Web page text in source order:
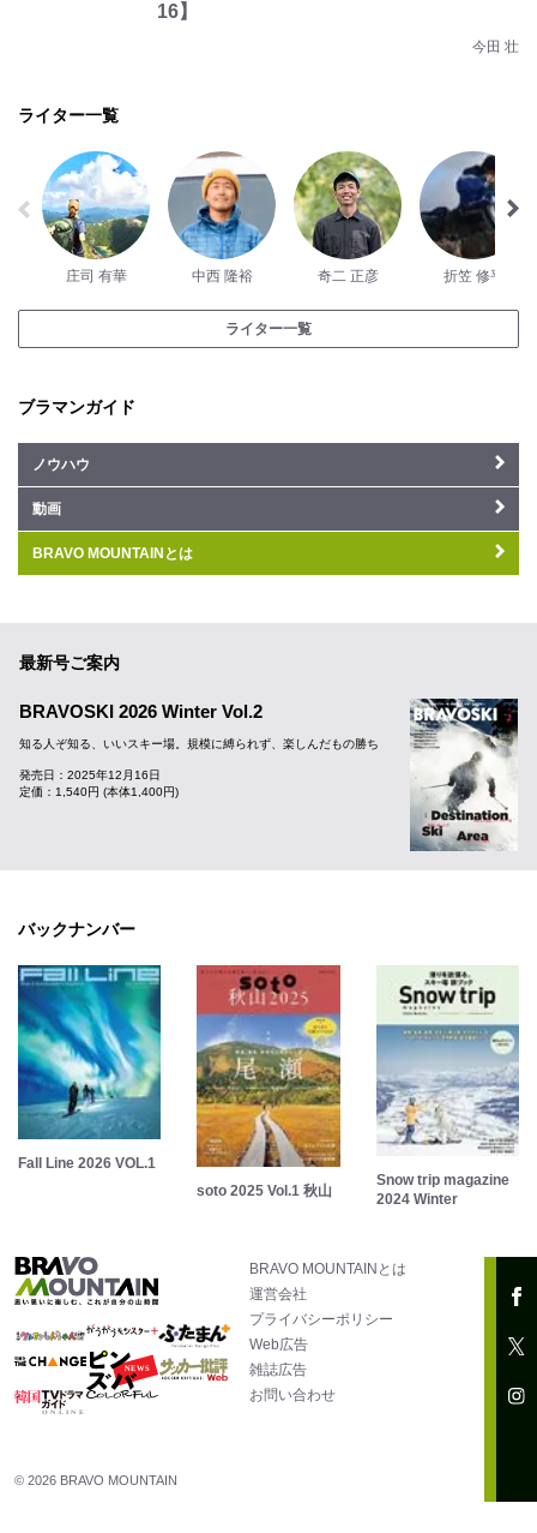
16】
今田 壮
ライター一覧
庄司 有華 中西 隆裕 奇二 正彦 折笠 修平
ライター一覧
ブラマンガイド
ノウハウ
動画
BRAVO MOUNTAINとは
最新号ご案内
BRAVOSKI 2026 Winter Vol.2
知る人ぞ知る、いいスキー場。規模に縛られず、楽しんだもの勝ち
発売日：2025年12月16日
定価：1,540円 (本体1,400円)
バックナンバー
Fall Line 2026 VOL.1
soto 2025 Vol.1 秋山
Snow trip magazine
2024 Winter
BRAVO MOUNTAINとは
運営会社
プライバシーポリシー
Web広告
雑誌広告
お問い合わせ
© 2026 BRAVO MOUNTAIN